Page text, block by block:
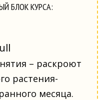
БЛОК КУРСА:
– раскроют
растения-
месяца.